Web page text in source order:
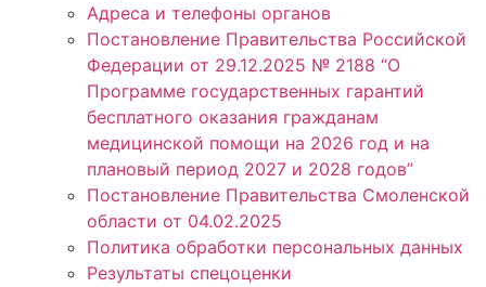
Адреса и телефоны органов
Постановление Правительства Российской
Федерации от 29.12.2025 № 2188 “О
Программе государственных гарантий
бесплатного оказания гражданам
медицинской помощи на 2026 год и на
плановый период 2027 и 2028 годов”
Постановление Правительства Смоленской
области от 04.02.2025
Политика обработки персональных данных
Результаты спецоценки